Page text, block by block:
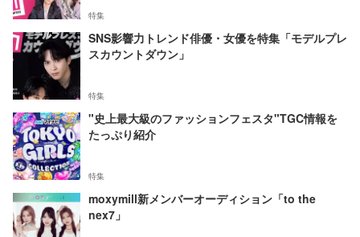
特集
SNS影響力トレンド俳優・女優を特集「モデルプレ
スカウントダウン」
特集
"史上最大級のファッションフェスタ"TGC情報を
たっぷり紹介
特集
moxymill新メンバーオーディション「to the
nex7」